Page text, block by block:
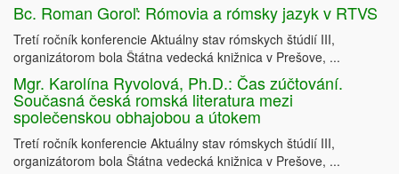
Bc. Roman Goroľ: Rómovia a rómsky jazyk v RTVS
Tretí ročník konferencie Aktuálny stav rómskych štúdií III,
organizátorom bola Štátna vedecká knižnica v Prešove, ...
Mgr. Karolína Ryvolová, Ph.D.: Čas zúčtování.
Současná česká romská literatura mezi
společenskou obhajobou a útokem
Tretí ročník konferencie Aktuálny stav rómskych štúdií III,
organizátorom bola Štátna vedecká knižnica v Prešove, ...